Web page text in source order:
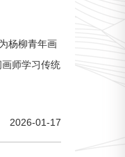
杨柳青年画
师学习传统
2026-01-17